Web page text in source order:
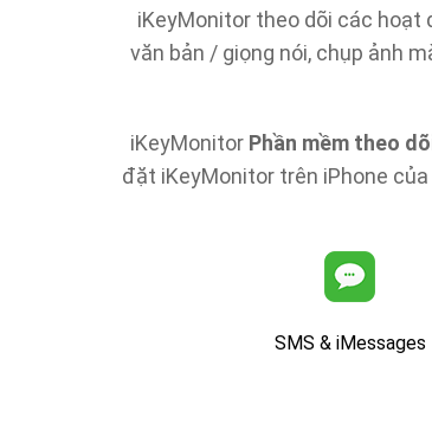
iKeyMonitor theo dõi các hoạt
văn bản / giọng nói, chụp ảnh
iKeyMonitor Phần mềm theo
đặt iKeyMonitor trên iPhone
SMS & iMessages